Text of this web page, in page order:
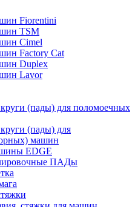
Fiorentini
TSM
Cimel
Factory Cat
Duplex
Lavor
(пады) для поломоечных
(пады) для
машин
EDGE
ПАДы